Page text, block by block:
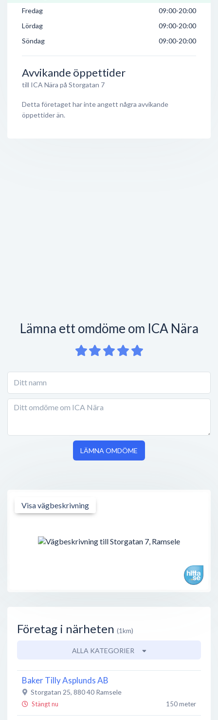
Fredag
09:00-20:00
Lördag
09:00-20:00
Söndag
09:00-20:00
Avvikande öppettider
till ICA Nära på Storgatan 7
Detta företaget har inte angett några avvikande
öppettider än.
Lämna ett omdöme om ICA Nära
LÄMNA OMDÖME
Visa vägbeskrivning
Företag i närheten (1km)
ALLA KATEGORIER
Baker Tilly Asplunds AB
Storgatan 25, 880 40 Ramsele
Stängt nu 150 meter